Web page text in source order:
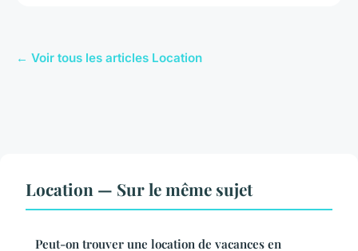
← Voir tous les articles Location
Location — Sur le même sujet
Peut-on trouver une location de vacances en